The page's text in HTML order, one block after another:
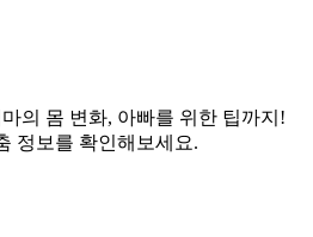
의 몸 변화, 아빠를 위한 팁까지!
정보를 확인해보세요.